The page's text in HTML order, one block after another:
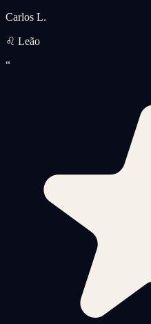
Carlos L.
♌ Leão
“